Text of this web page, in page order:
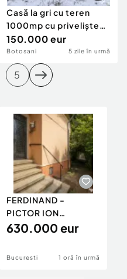
Casă la gri cu teren
1000mp cu priveliște
superbă - Iazul
150.000 eur
Botosani 5 zile în urmă
5
FERDINAND -
PICTOR ION
ANDREESCU, VILA
630.000 eur
Bucuresti 1 oră în urmă